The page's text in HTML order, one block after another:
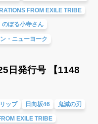
FROM EXILE TRIBE
のぼる小寺さん
・ニューヨーク
日発行号 【1148
ップ 日向坂46 鬼滅の刃
EXILE TRIBE